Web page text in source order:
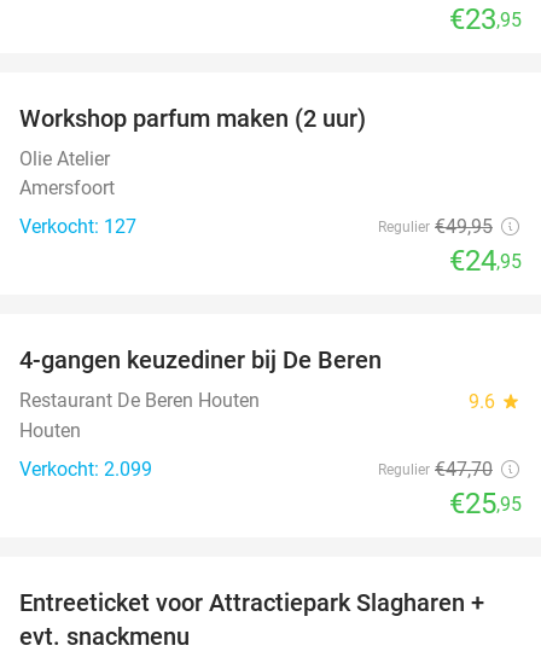
€23,95
Workshop parfum maken (2 uur)
Olie Atelier
Amersfoort
Verkocht: 127
Regulier €49,95
€24,95
4-gangen keuzediner bij De Beren
Restaurant De Beren Houten 9.6 star
Houten
Verkocht: 2.099
Regulier €47,70
€25,95
41%
Entreeticket voor Attractiepark Slagharen +
evt. snackmenu